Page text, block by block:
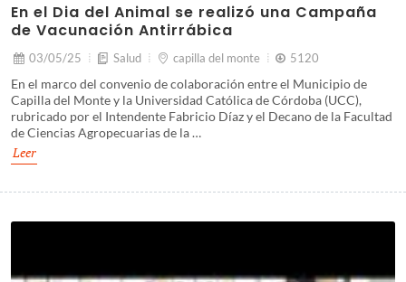
En el Dia del Animal se realizó una Campaña
de Vacunación Antirrábica
03/05/25 Salud capilla del monte 5120
En el marco del convenio de colaboración entre el Municipio de
Capilla del Monte y la Universidad Católica de Córdoba (UCC),
rubricado por el Intendente Fabricio Díaz y el Decano de la Facultad
de Ciencias Agropecuarias de la …
Leer